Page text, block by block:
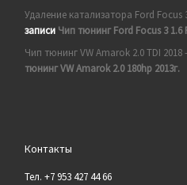
Удаление катализатора Ford Focus
записи Чип тюнинг Ford Focus 3 1.6
Чип тюнинг VW Amarok 2.0 TDI 2018
тюнинг VW Amarok 2.0 180hp 2013г.
Контакты
Тел. +7 953 427 44 66